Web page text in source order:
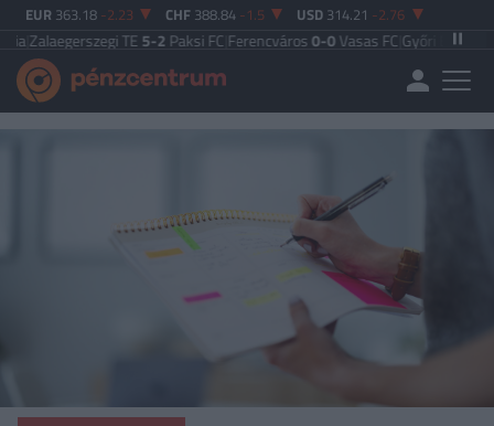
EUR 363.18 -2.23 CHF 388.84 -1.5 USD 314.21 -2.76
TE5-2Paksi FC|Ferencváros0-0Vasas FC|Győri ETO FC4-0